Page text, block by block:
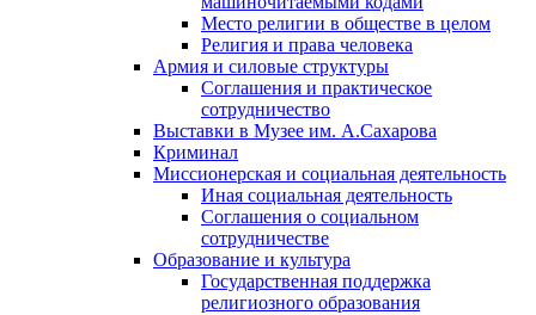
Место религии в обществе в целом
Религия и права человека
Армия и силовые структуры
Соглашения и практическое
сотрудничество
Выставки в Музее им. А.Сахарова
Криминал
Миссионерская и социальная деятельность
Иная социальная деятельность
Соглашения о социальном
сотрудничестве
Образование и культура
Государственная поддержка
религиозного образования